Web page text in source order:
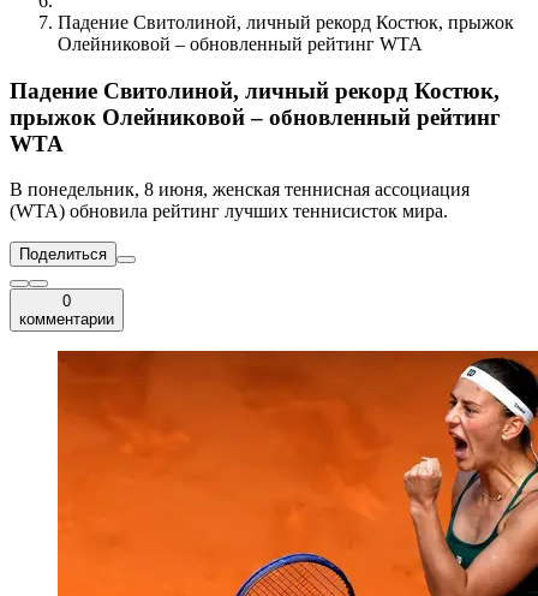
Падение Свитолиной, личный рекорд Костюк, прыжок
Олейниковой – обновленный рейтинг WTA
Падение Свитолиной, личный рекорд Костюк,
прыжок Олейниковой – обновленный рейтинг
WTA
В понедельник, 8 июня, женская теннисная ассоциация
(WTA) обновила рейтинг лучших теннисисток мира.
Поделиться
0
комментарии